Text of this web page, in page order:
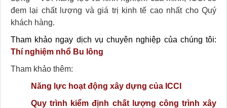
đem lại chất lượng và giá trị kinh tế cao nhất cho Quý
khách hàng.
Tham khảo ngay dịch vụ chuyên nghiệp của chúng tôi:
Thí nghiệm nhổ Bu lông
Tham khảo thêm:
Năng lực hoạt động xây dựng của ICCI
Quy trình kiểm định chất lượng công trình xây